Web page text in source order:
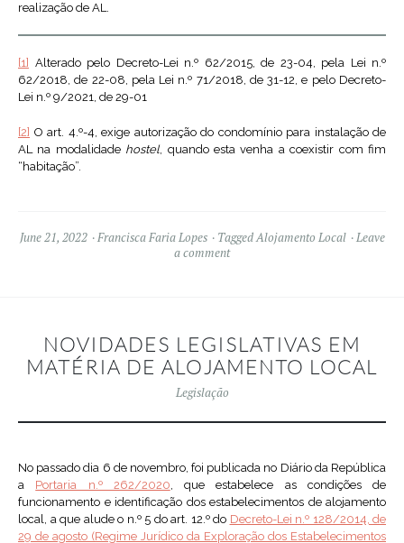
realização de AL.
[1] Alterado pelo Decreto-Lei n.º 62/2015, de 23-04, pela Lei n.º
62/2018, de 22-08, pela Lei n.º 71/2018, de 31-12, e pelo Decreto-
Lei n.º 9/2021, de 29-01
[2] O art. 4.º-4, exige autorização do condomínio para instalação de
AL na modalidade hostel, quando esta venha a coexistir com fim
“habitação”.
June 21, 2022 Francisca Faria Lopes TaggedAlojamento Local
Leave
a comment
NOVIDADES LEGISLATIVAS EM
MATÉRIA DE ALOJAMENTO LOCAL
Legislação
No passado dia 6 de novembro, foi publicada no Diário da República
a Portaria n.º 262/2020, que estabelece as condições de
funcionamento e identificação dos estabelecimentos de alojamento
local, a que alude o n.º 5 do art. 12.º do Decreto-Lei n.º 128/2014, de
29 de agosto (Regime Jurídico da Exploração dos Estabelecimentos